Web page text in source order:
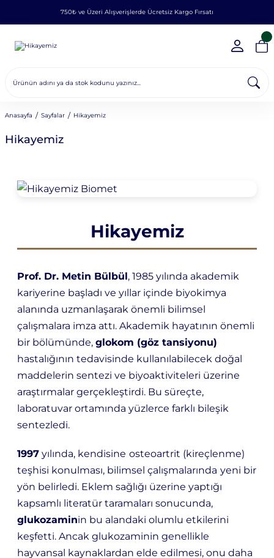
750₺ ve Üzeri Alışverişlerde Ücretsiz Kargo Fırsatı
Anasayfa Sayfalar Hikayemiz
Hikayemiz
Hikayemiz
Prof. Dr. Metin Bülbül, 1985 yılında akademik
kariyerine başladı ve yıllar içinde biyokimya
alanında uzmanlaşarak önemli bilimsel
çalışmalara imza attı. Akademik hayatının önemli
bir bölümünde, glokom (göz tansiyonu)
hastalığının tedavisinde kullanılabilecek doğal
maddelerin sentezi ve biyoaktiviteleri üzerine
araştırmalar gerçekleştirdi. Bu süreçte,
laboratuvar ortamında yüzlerce farklı bileşik
sentezledi.
1997 yılında, kendisine osteoartrit (kireçlenme)
teşhisi konulması, bilimsel çalışmalarında yeni bir
yön belirledi. Eklem sağlığı üzerine yaptığı
kapsamlı literatür taramaları sonucunda,
glukozaminin bu alandaki olumlu etkilerini
keşfetti. Ancak glukozaminin genellikle
hayvansal kaynaklardan elde edilmesi, onu daha